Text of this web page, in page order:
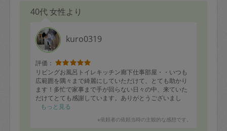
定期契約をキャンセルする場合、毎週定
期は月2回まで隔週定期は月1回までキャ
ンセル料は発生しません。それ以上はキ
ャンセル料が発生します。
定期契約キャンセル料：
40代 女性より
kuro0319
評価：
リビングお風呂トイレキッチン廊下仕事部屋・・いつも
広範囲を隅々まで綺麗にしていただけて、とても助かり
ます！多忙で家事まで手が回らない日々の中、来ていた
だけてとても感謝しています。ありがとうございまし
た。もっと見る
※依頼者の依頼当時の主観的な感想です。